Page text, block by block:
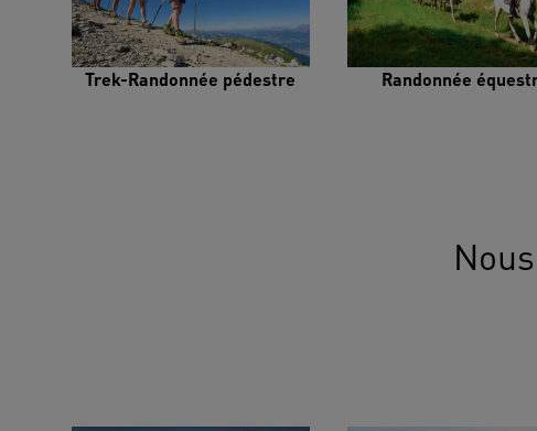
Trek-Randonnée pédestre Randonnée